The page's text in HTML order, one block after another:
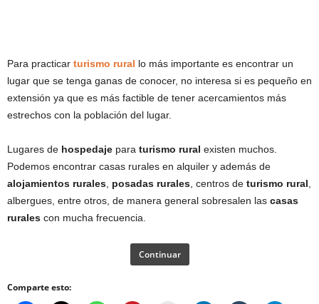
Para practicar turismo rural lo más importante es encontrar un
lugar que se tenga ganas de conocer, no interesa si es pequeño en
extensión ya que es más factible de tener acercamientos más
estrechos con la población del lugar.
Lugares de hospedaje para turismo rural existen muchos.
Podemos encontrar casas rurales en alquiler y además de
alojamientos rurales posadas rurales , centros de turismo rural
albergues, entre otros, de manera general sobresalen las casas
rurales con mucha frecuencia.
Continuar
Comparte esto: